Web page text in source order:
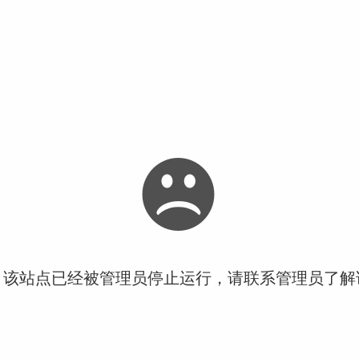
站点已经被管理员停止运行，请联系管理员了